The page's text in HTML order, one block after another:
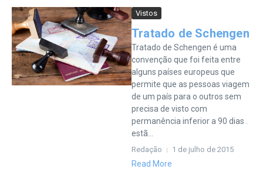
Vistos
Tratado de Schengen
Tratado de Schengen é uma
convenção que foi feita entre
alguns países europeus que
permite que as pessoas viagem
de um país para o outros sem
precisa de visto com
permanência inferior a 90 dias .
estã...
Redação 1 de julho de 2015
Read More